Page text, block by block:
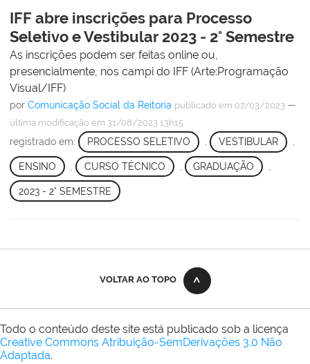
IFF abre inscrições para Processo
Seletivo e Vestibular 2023 - 2° Semestre
As inscrições podem ser feitas online ou,
presencialmente, nos campi do IFF (Arte:Programação
Visual/IFF)
por Comunicação Social da Reitoria publicado em 07/03/2023 —
última modificação em 31/08/2023 13h15
registrado em: PROCESSO SELETIVO , VESTIBULAR ,
ENSINO CURSO TÉCNICO GRADUAÇÃO
2023 - 2° SEMESTRE
VOLTAR AO TOPO
Todo o conteúdo deste site está publicado sob a licença
Creative Commons Atribuição-SemDerivações 3.0 Não
Adaptada.